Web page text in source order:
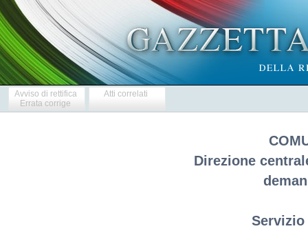
Avviso di rettifica
Errata corrige
Atti correlati
Direzione